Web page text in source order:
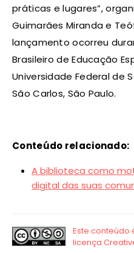
práticas e lugares”,
Guimarães Miranda e
lançamento ocorreu
Brasileiro de Educação
Universidade Federal de
São Carlos, São Paulo.
Conteúdo relacionado:
A biblioteca como
digital das suas